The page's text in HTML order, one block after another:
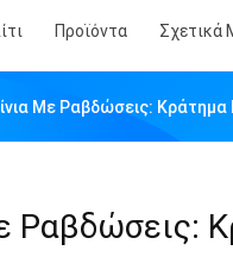
Προϊόντα Σχετικά
Με Ραβδώσεις: